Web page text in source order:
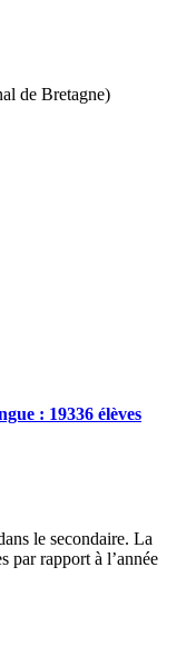
de Bretagne)
: 19336 élèves
le secondaire. La
par rapport à l’année